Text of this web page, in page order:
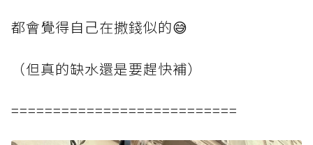
都會覺得自己在撒錢似的😅
（但真的缺水還是要趕快補）
===========================